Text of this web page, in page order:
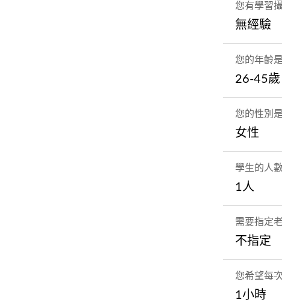
您有學習
無經驗
您的年齡
26-45歲
您的性別
女性
學生的人
1人
需要指定
不指定
您希望每
1小時